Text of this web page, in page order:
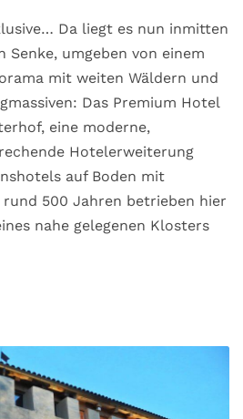
Da liegt es nun inmitten
Senke, umgeben von einem
mit weiten Wäldern und
Das Premium Hotel
eine moderne,
Hotelerweiterung
auf Boden mit
500 Jahren betrieben hier
nahe gelegenen Klosters